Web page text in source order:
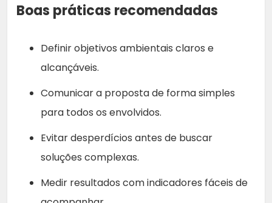
Boas práticas recomendadas
Definir objetivos ambientais claros e
alcançáveis.
Comunicar a proposta de forma simples
para todos os envolvidos.
Evitar desperdícios antes de buscar
soluções complexas.
Medir resultados com indicadores fáceis de